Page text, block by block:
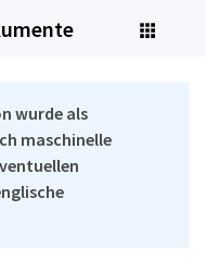
wurde als
maschinelle